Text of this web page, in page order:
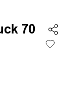
70